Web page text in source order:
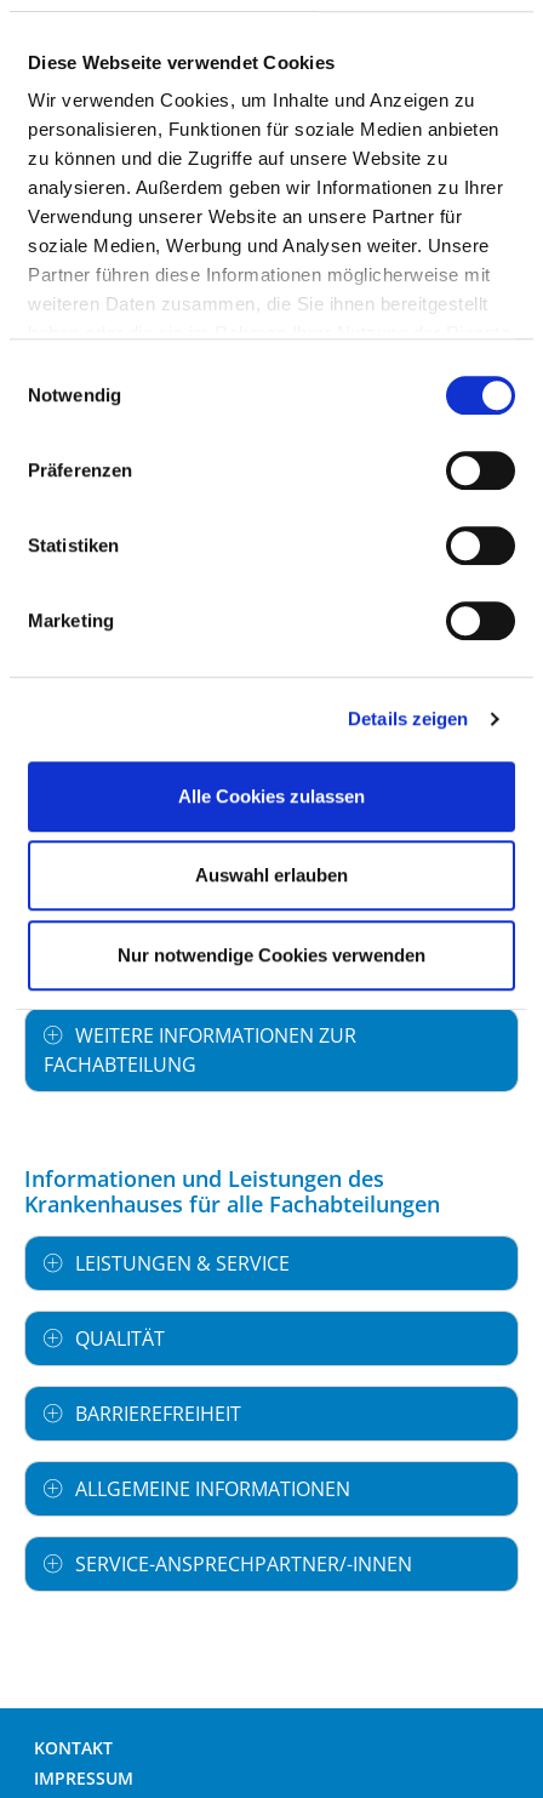
Diese Webseite verwendet Cookies
Wir verwenden Cookies, um Inhalte und Anzeigen zu
personalisieren, Funktionen für soziale Medien anbieten
zu können und die Zugriffe auf unsere Website zu
analysieren. Außerdem geben wir Informationen zu Ihrer
Verwendung unserer Website an unsere Partner für
soziale Medien, Werbung und Analysen weiter. Unsere
Partner führen diese Informationen möglicherweise mit
weiteren Daten zusammen, die Sie ihnen bereitgestellt
Notwendig
Präferenzen
Statistiken
Marketing
Details zeigen
Alle Cookies zulassen
Auswahl erlauben
Nur notwendige Cookies verwenden
Buger Straße 80
Tel.:0951-503-12171
Fax: 0951-503-12179
Mail:ed.grebmab-gnutfitslaizos@eigrurihcxaroht
Anfahrt
https://www.sozialstiftung-bamberg.de/klinikum-
bam...
Ärztliche Leitung
Fachabteilung
Vollstationäre Fallzahl: 168
MEDIZINISCHES LEISTUNGSANGEBOT MIT
FALLZAHLEN
WEITERE INFORMATIONEN ZUR
FACHABTEILUNG
Informationen und Leistungen des
Krankenhauses für alle Fachabteilungen
LEISTUNGEN & SERVICE
QUALITÄT
BARRIEREFREIHEIT
ALLGEMEINE INFORMATIONEN
SERVICE-ANSPRECHPARTNER/-INNEN
KONTAKT
IMPRESSUM